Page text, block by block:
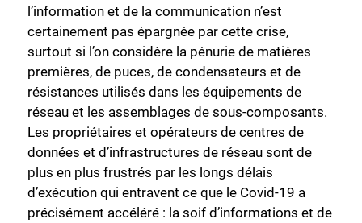
l’information et de la communication n’est
certainement pas épargnée par cette crise,
surtout si l’on considère la pénurie de matières
premières, de puces, de condensateurs et de
résistances utilisés dans les équipements de
réseau et les assemblages de sous-composants.
Les propriétaires et opérateurs de centres de
données et d’infrastructures de réseau sont de
plus en plus frustrés par les longs délais
d’exécution qui entravent ce que le Covid-19 a
précisément accéléré : la soif d’informations et de